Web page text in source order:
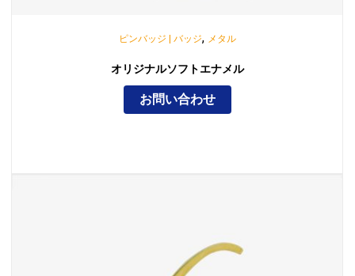
ピンバッジ | バッジ, メタル
オリジナルソフトエナメル
お問い合わせ